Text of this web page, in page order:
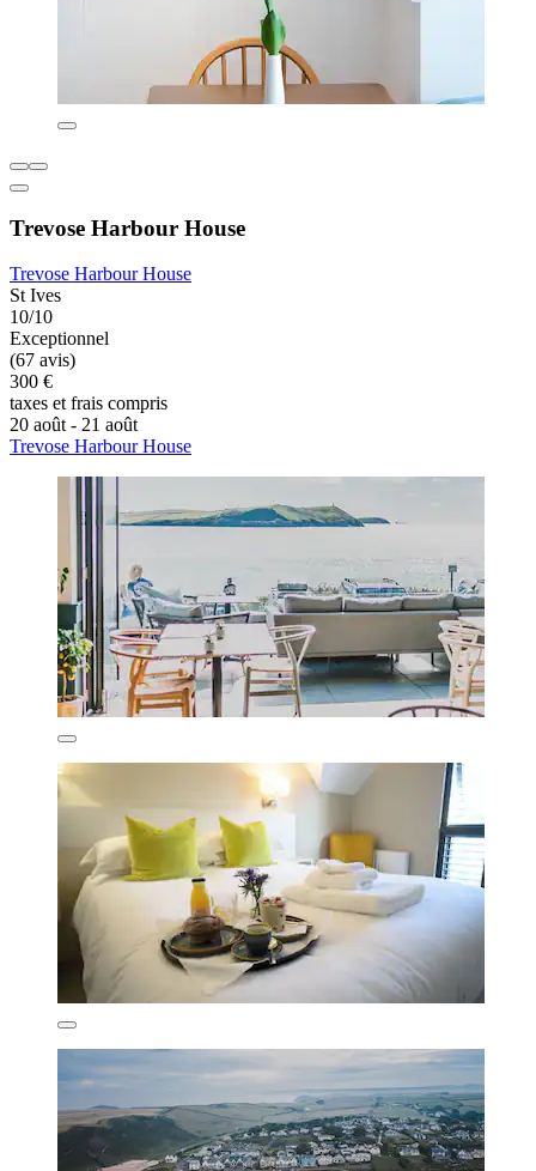
Trevose Harbour House
Trevose Harbour House
St Ives
10/10
Exceptionnel
(67 avis)
300 €
taxes et frais compris
20 août - 21 août
Trevose Harbour House